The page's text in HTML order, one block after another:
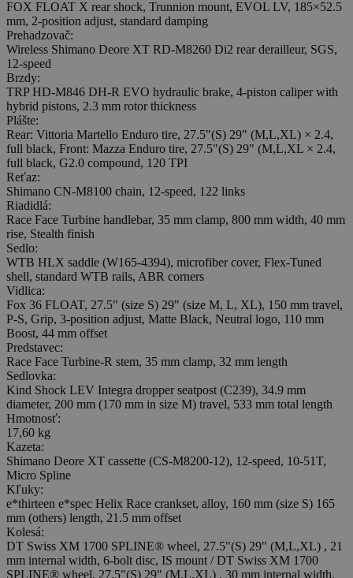
FOX FLOAT X rear shock, Trunnion mount, EVOL LV, 185×52.5
mm, 2-position adjust, standard damping
Prehadzovač:
Wireless Shimano Deore XT RD-M8260 Di2 rear derailleur, SGS,
12-speed
Brzdy:
TRP HD-M846 DH-R EVO hydraulic brake, 4-piston caliper with
hybrid pistons, 2.3 mm rotor thickness
Plášte:
Rear: Vittoria Martello Enduro tire, 27.5"(S) 29" (M,L,XL) × 2.4,
full black, Front: Mazza Enduro tire, 27.5"(S) 29" (M,L,XL × 2.4,
full black, G2.0 compound, 120 TPI
Reťaz:
Shimano CN-M8100 chain, 12-speed, 122 links
Riadidlá:
Race Face Turbine handlebar, 35 mm clamp, 800 mm width, 40 mm
rise, Stealth finish
Sedlo:
WTB HLX saddle (W165-4394), microfiber cover, Flex-Tuned
shell, standard WTB rails, ABR corners
Vidlica:
Fox 36 FLOAT, 27.5" (size S) 29" (size M, L, XL), 150 mm travel,
P-S, Grip, 3-position adjust, Matte Black, Neutral logo, 110 mm
Boost, 44 mm offset
Predstavec:
Race Face Turbine-R stem, 35 mm clamp, 32 mm length
Sedlovka:
Kind Shock LEV Integra dropper seatpost (C239), 34.9 mm
diameter, 200 mm (170 mm in size M) travel, 533 mm total length
Hmotnosť:
17,60 kg
Kazeta:
Shimano Deore XT cassette (CS-M8200-12), 12-speed, 10-51T,
Micro Spline
Kľuky:
e*thirteen e*spec Helix Race crankset, alloy, 160 mm (size S) 165
mm (others) length, 21.5 mm offset
Kolesá:
DT Swiss XM 1700 SPLINE® wheel, 27.5"(S) 29" (M,L,XL) , 21
mm internal width, 6-bolt disc, IS mount / DT Swiss XM 1700
SPLINE® wheel, 27.5"(S) 29" (M,L,XL) , 30 mm internal width,